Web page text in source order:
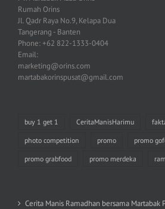
Rumah Orins
Jl. Qadr Raya No.9, Kelapa Dua
Tangerang - Banten
Phone: +62 822-1333-0404
Email:
marketing@orins.com
martabakorinspusat@gmail.com
buy 1 get 1 CeritaManisHarimu
photo competition promo promo
promo grabfood promo merdeka
Cerita Manis Ramadhan bersama Martabak